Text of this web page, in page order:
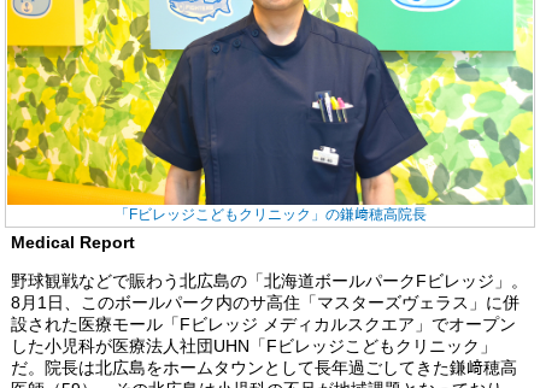
「Fビレッジこどもクリニック」の鎌﨑穂高院長
Medical Report
野球観戦などで賑わう北広島の「北海道ボールパークFビレッジ」。
8月1日、このボールパーク内のサ高住「マスターズヴェラス」に併
設された医療モール「Fビレッジ メディカルスクエア」でオープン
した小児科が医療法人社団UHN「Fビレッジこどもクリニック」
だ。院長は北広島をホームタウンとして長年過ごしてきた鎌﨑穂高